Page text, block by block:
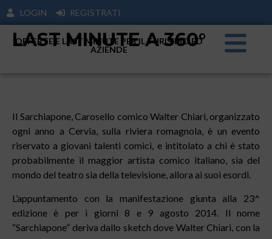
LOGIN REGISTRATI
LAST MINUTE A 360°
OFFERTE E LAST MINUTE PER IL TURISIMO ED
AZIENDE
Il Sarchiapone, Carosello comico Walter Chiari, organizzato
ogni anno a Cervia, sulla riviera romagnola, è un evento
riservato a giovani talenti comici, e intitolato a chi è stato
probabilmente il maggior artista comico italiano, sia del
mondo del teatro sia della televisione, allora ai suoi esordi.
L’appuntamento con la manifestazione giunta alla 23^
edizione è per i giorni 8 e 9 agosto 2014. Il nome
“Sarchiapone” deriva dallo sketch dove Walter Chiari, con la